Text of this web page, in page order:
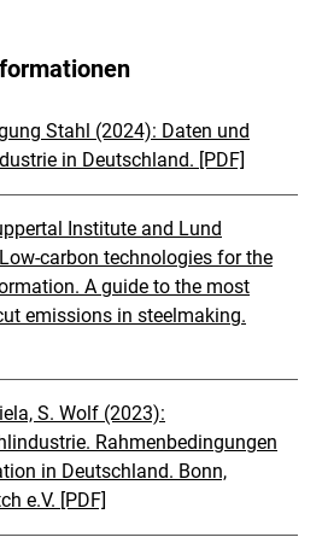
Stahl (2024): Daten und
in Deutschland. [PDF]
Institute and Lund
carbon technologies for the
A guide to the most
emissions in steelmaking.
S. Wolf (2023):
Rahmenbedingungen
in Deutschland. Bonn,
e.V. [PDF]